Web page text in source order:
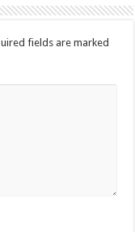
fields are marked